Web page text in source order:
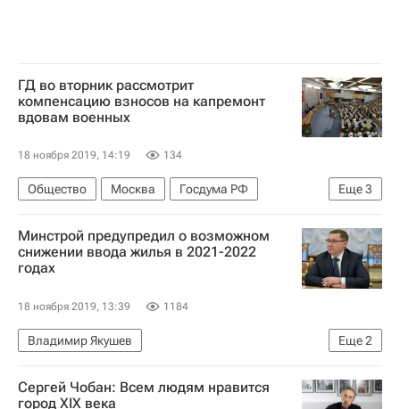
ГД во вторник рассмотрит
компенсацию взносов на капремонт
вдовам военных
18 ноября 2019, 14:19 134
Еще3
Общество Москва
Госдума РФ
Андрей Исаев
Капремонт Россия
Минстрой предупредил о возможном
снижении ввода жилья в 2021-2022
годах
18 ноября 2019, 13:39 1184
Еще2
Владимир Якушев
Министерство строительства и жилищно-коммунального хозяйства РФ (Минстрой России)
Жилье
Сергей Чобан: Всем людям нравится
город XIX века